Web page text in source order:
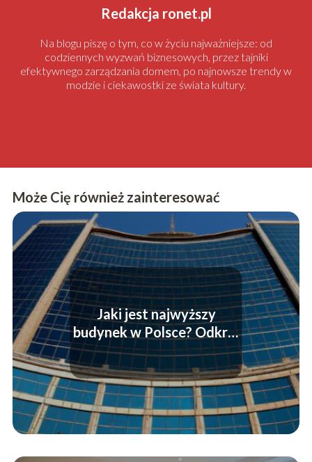
Redakcja ronet.pl
Na blogu piszę o tym, co w życiu najważniejsze: od
codziennych wyzwań biznesowych, przez tajniki
efektywnego zarządzania domem, po najnowsze trendy w
modzie i ciekawostki ze świata kultury.
Może Cię również zainteresować
Jaki jest najwyższy
budynek w Polsce? Odkryj
naszą listę wieżowców
dominujących w
krajobrazie